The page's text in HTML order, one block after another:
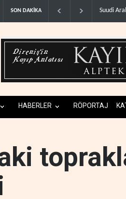
SON DAKİKA ABD,
HABERLER RÖPORTAJ